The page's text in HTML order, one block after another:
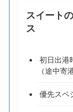
スイート
ス
初日出港
（途中寄
優先スペ